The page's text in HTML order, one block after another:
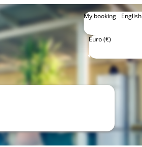
My booking
English
Euro (€)